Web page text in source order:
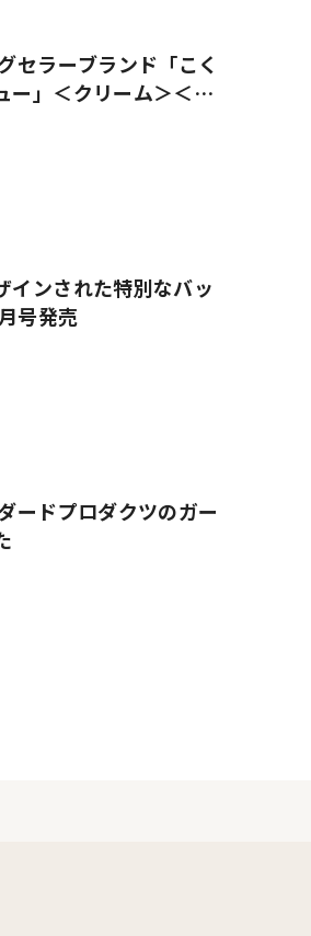
セラーブランド「こく
ー」＜クリーム＞＜ビ
ンされた特別なバッ
号発売
ードプロダクツのガー